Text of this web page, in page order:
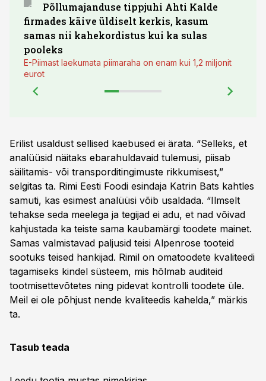
Põllumajanduse tippjuhi Ahti Kalde
firmades käive üldiselt kerkis, kasum
samas nii kahekordistus kui ka sulas
pooleks
E-Piimast laekumata piimaraha on enam kui 1,2 miljonit
eurot
Erilist usaldust sellised kaebused ei ärata. “Selleks, et
analüüsid näitaks ebarahuldavaid tulemusi, piisab
säilitamis- või transporditingimuste rikkumisest,”
selgitas ta. Rimi Eesti Foodi esindaja Katrin Bats kahtles
samuti, kas esimest analüüsi võib usaldada. “Ilmselt
tehakse seda meelega ja tegijad ei adu, et nad võivad
kahjustada ka teiste sama kaubamärgi toodete mainet.
Samas valmistavad paljusid teisi Alpenrose tooteid
sootuks teised hankijad. Rimil on omatoodete kvaliteedi
tagamiseks kindel süsteem, mis hõlmab ­auditeid
tootmisettevõtetes ning pidevat kontrolli toodete üle.
Meil ei ole põhjust nende kvaliteedis kahelda,” märkis
ta.
Tasub teada